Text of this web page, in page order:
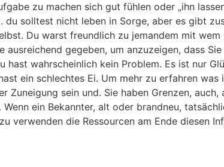
zu machen sich gut fühlen oder „ihn
solltest nicht leben in Sorge, aber es gibt
Du warst freundlich zu jemandem mit
gegeben, um anzuzeigen, dass
hast wahrscheinlich kein Problem. Es ist nur
ein schlechtes Ei. Um mehr zu erfahren was
sein und. Sie haben Grenzen, auch,
ein Bekannter, alt oder brandneu,
verwenden die Ressourcen am Ende diesen